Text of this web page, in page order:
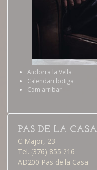
Andorra la Vella
Calendari botiga
Com arribar
PAS DE LA CASA
C Major, 23
Tel. (376) 855 216
AD200 Pas de la Casa